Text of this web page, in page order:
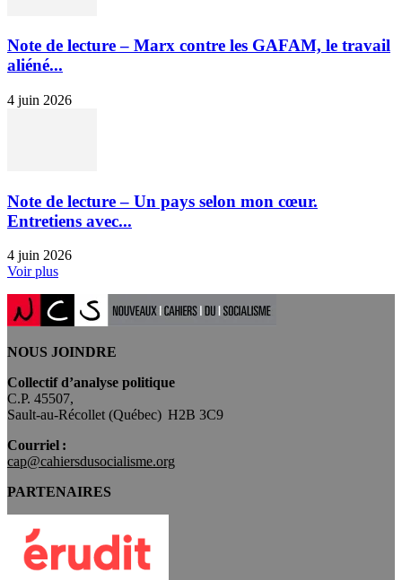
Note de lecture – Marx contre les GAFAM, le travail
aliéné...
4 juin 2026
Note de lecture – Un pays selon mon cœur.
Entretiens avec...
4 juin 2026
Voir plus
NOUS JOINDRE
Collectif d’analyse politique
C.P. 45507,
Sault-au-Récollet (Québec) H2B 3C9
Courriel :
cap@cahiersdusocialisme.org
PARTENAIRES